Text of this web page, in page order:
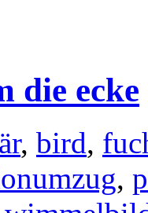
die ecke
, bird,
,